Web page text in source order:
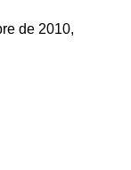
de 2010,